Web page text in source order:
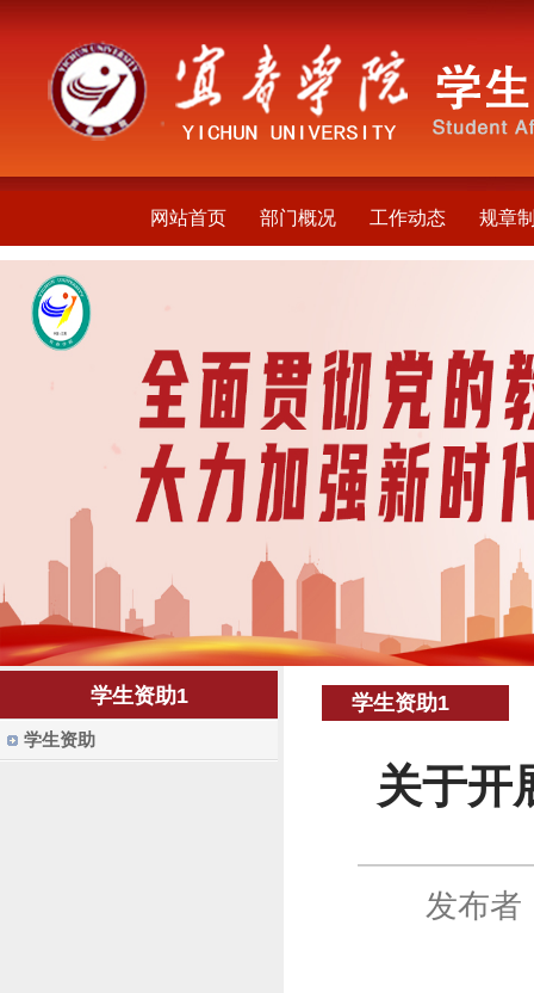
网站首页 部门概况 工作动态 规章
学生资助1
学生资助
学生资助1
关于开
发布者